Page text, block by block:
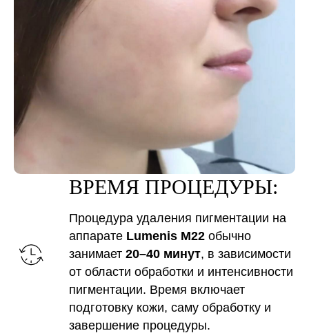
ВРЕМЯ ПРОЦЕДУРЫ:
Процедура удаления пигментации на
аппарате Lumenis M22 обычно
занимает 20–40 минут, в зависимости
от области обработки и интенсивности
пигментации. Время включает
подготовку кожи, саму обработку и
завершение процедуры.